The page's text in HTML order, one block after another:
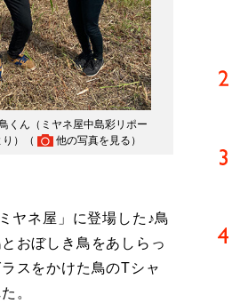
くん（ミヤネ屋中島彩リポー
）（
他の写真を見る ）
ヤネ屋」に登場した♪鳥
おぼしき鳥をあしらっ
スをかけた鳥のTシャ
。